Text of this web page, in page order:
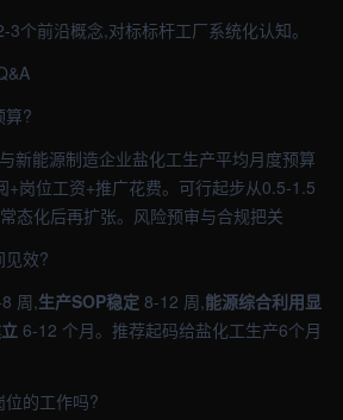
个前沿概念,对标标杆工厂系统化认知。
算?
新能源制造企业盐化工生产平均月度预算
+岗位工资+推广花费。可行起步从0.5-1.5
态化后再扩张。风险预审与合规把关
见效?
周,生产SOP稳定 8-12 周,能源综合利用显
6-12 个月。推荐起码给盐化工生产6个月
的工作吗?